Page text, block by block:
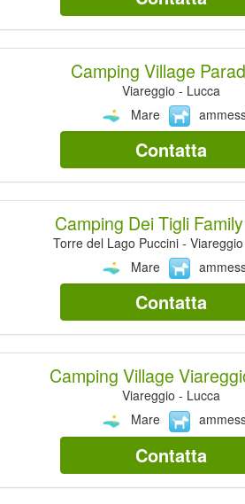
Camping Village
Viareggio - Lucca
Mare
Contatta
Camping Dei Tigli
Torre del Lago Puccini -
Mare
Contatta
Camping Village
Viareggio - Lucca
Mare
Contatta